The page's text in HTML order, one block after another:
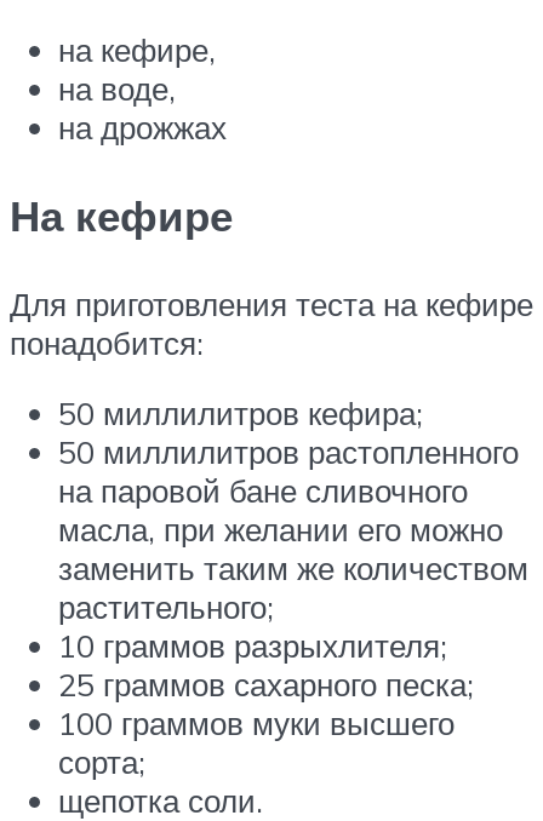
на кефире,
на воде,
на дрожжах
На кефире
Для приготовления теста на кефире
понадобится:
50 миллилитров кефира;
50 миллилитров растопленного
на паровой бане сливочного
масла, при желании его можно
заменить таким же количеством
растительного;
10 граммов разрыхлителя;
25 граммов сахарного песка;
100 граммов муки высшего
сорта;
щепотка соли.